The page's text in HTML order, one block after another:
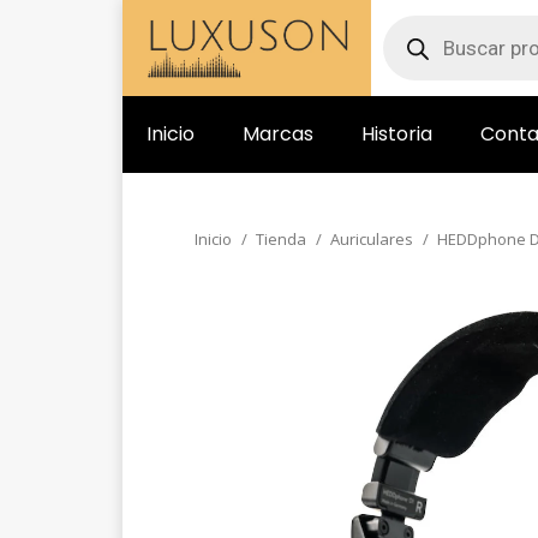
Inicio Marcas Historia
Estás aquí:
Inicio Tienda Auriculares HEDDphone